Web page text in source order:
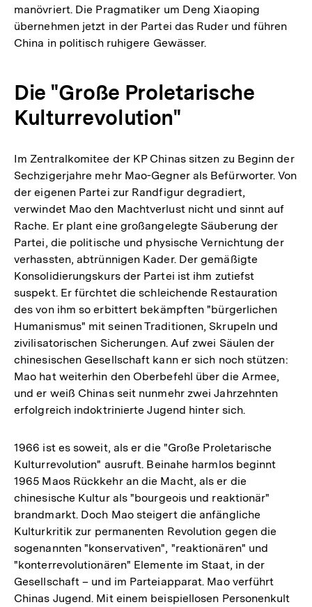
manövriert. Die Pragmatiker um Deng Xiaoping
übernehmen jetzt in der Partei das Ruder und führen
China in politisch ruhigere Gewässer.
Die "Große Proletarische
Kulturrevolution"
Im Zentralkomitee der KP Chinas sitzen zu Beginn der
Sechzigerjahre mehr Mao-Gegner als Befürworter. Von
der eigenen Partei zur Randfigur degradiert,
verwindet Mao den Machtverlust nicht und sinnt auf
Rache. Er plant eine großangelegte Säuberung der
Partei, die politische und physische Vernichtung der
verhassten, abtrünnigen Kader. Der gemäßigte
Konsolidierungskurs der Partei ist ihm zutiefst
suspekt. Er fürchtet die schleichende Restauration
des von ihm so erbittert bekämpften "bürgerlichen
Humanismus" mit seinen Traditionen, Skrupeln und
zivilisatorischen Sicherungen. Auf zwei Säulen der
chinesischen Gesellschaft kann er sich noch stützen:
Mao hat weiterhin den Oberbefehl über die Armee,
und er weiß Chinas seit nunmehr zwei Jahrzehnten
erfolgreich indoktrinierte Jugend hinter sich.
1966 ist es soweit, als er die "Große Proletarische
Kulturrevolution" ausruft. Beinahe harmlos beginnt
1965 Maos Rückkehr an die Macht, als er die
chinesische Kultur als "bourgeois und reaktionär"
brandmarkt. Doch Mao steigert die anfängliche
Kulturkritik zur permanenten Revolution gegen die
sogenannten "konservativen", "reaktionären" und
"konterrevolutionären" Elemente im Staat, in der
Gesellschaft – und im Parteiapparat. Mao verführt
Chinas Jugend. Mit einem beispiellosen Personenkult